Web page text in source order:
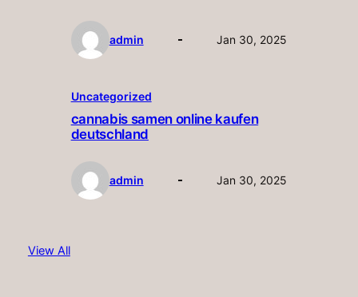
admin Jan 30, 2025
Uncategorized
cannabis samen online kaufen
deutschland
admin Jan 30, 2025
View All